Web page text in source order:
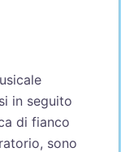
in seguito
di fianco
sono